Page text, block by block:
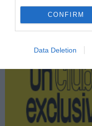
CONFIRM
Data Deletion